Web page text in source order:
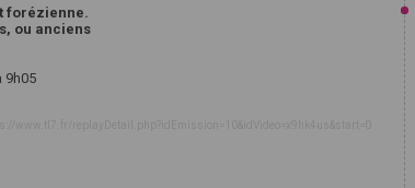
forézienne.
ou anciens
9h05